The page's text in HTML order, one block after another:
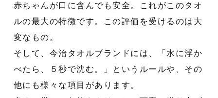
赤ちゃんが口に含んでも安全。これがこのタオ
ルの最大の特徴です。この評価を受けるのは大
変なもの。
そして、今治タオルブランドには、「水に浮か
べたら、５秒で沈む。」というルールや、その
他にも様々な項目があります。